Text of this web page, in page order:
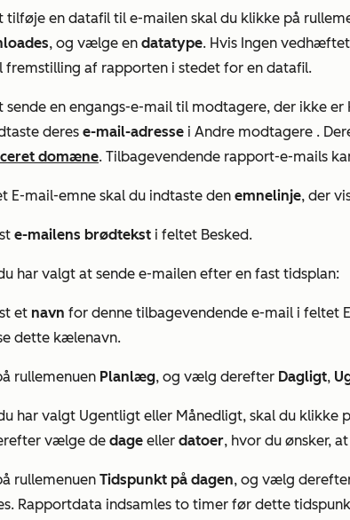
tilføje en datafil til e-mailen skal du klikke på
, og vælge en datatype. Hvis Ingen
fremstilling af rapporten i stedet for en datafil.
sende en engangs-e-mail til modtagere, der ikke
deres e-mail-adresse i Andre modtagere .
domæne. Tilbagevendende rapport-e-mails
E-mail-emne skal du indtaste den emnelinje, der
e-mailens brødtekst i feltet Besked.
har valgt at sende e-mailen efter en fast tidsplan:
et navn for denne tilbagevendende e-mail i feltet
dette kælenavn.
rullemenuen Planlæg, og vælg derefter Dagligt,
har valgt Ugentligt eller Månedligt, skal du klikke
vælge de dage eller datoer, hvor du ønsker,
rullemenuen Tidspunkt på dagen, og vælg
Rapportdata indsamles to timer før dette